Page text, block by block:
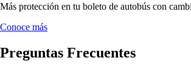
Más protección en tu boleto de autobús con
Conoce más
Preguntas Frecuentes